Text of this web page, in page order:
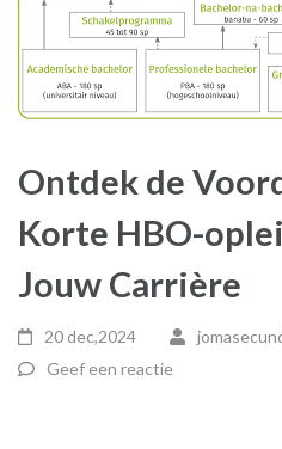
Ontdek de
Korte HBO-
Jouw Carrière
20 dec,2024
Geef een reactie